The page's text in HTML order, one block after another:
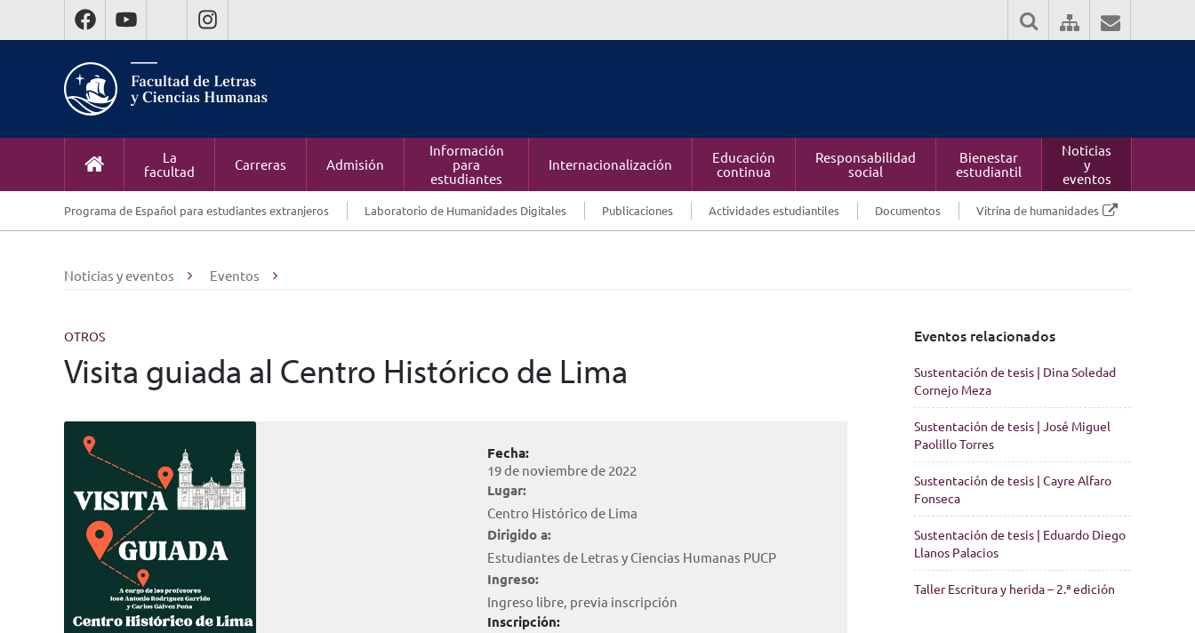
La
facultad
Carreras Admisión
Información
para
estudiantes
Internacionalización
Educación
continua
Responsabilidad
social
Bienestar
estudiantil
Noticias
y
eventos
Programa de Español para estudiantes extranjeros Laboratorio de Humanidades Digitales Publicaciones Actividades estudiantiles Documentos Vitrina de humanidades
Noticias y eventos Eventos
OTROS
Visita guiada al Centro Histórico de Lima
Fecha:
19 de noviembre de 2022
Lugar:
Centro Histórico de Lima
Dirigido a:
Estudiantes de Letras y Ciencias Humanas PUCP
Ingreso:
Ingreso libre, previa inscripción
Inscripción:
Eventos relacionados
Sustentación de tesis | Dina Soledad
Cornejo Meza
Sustentación de tesis | José Miguel
Paolillo Torres
Sustentación de tesis | Cayre Alfaro
Fonseca
Sustentación de tesis | Eduardo Diego
Llanos Palacios
Taller Escritura y herida – 2.ª edición